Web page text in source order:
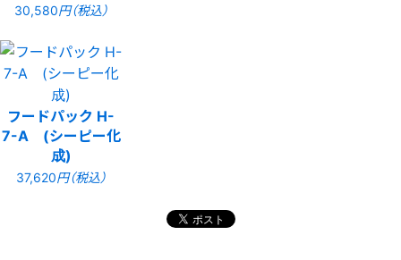
30,580円（税込）
フードパック H-
7-A (シーピー化
成)
37,620円（税込）